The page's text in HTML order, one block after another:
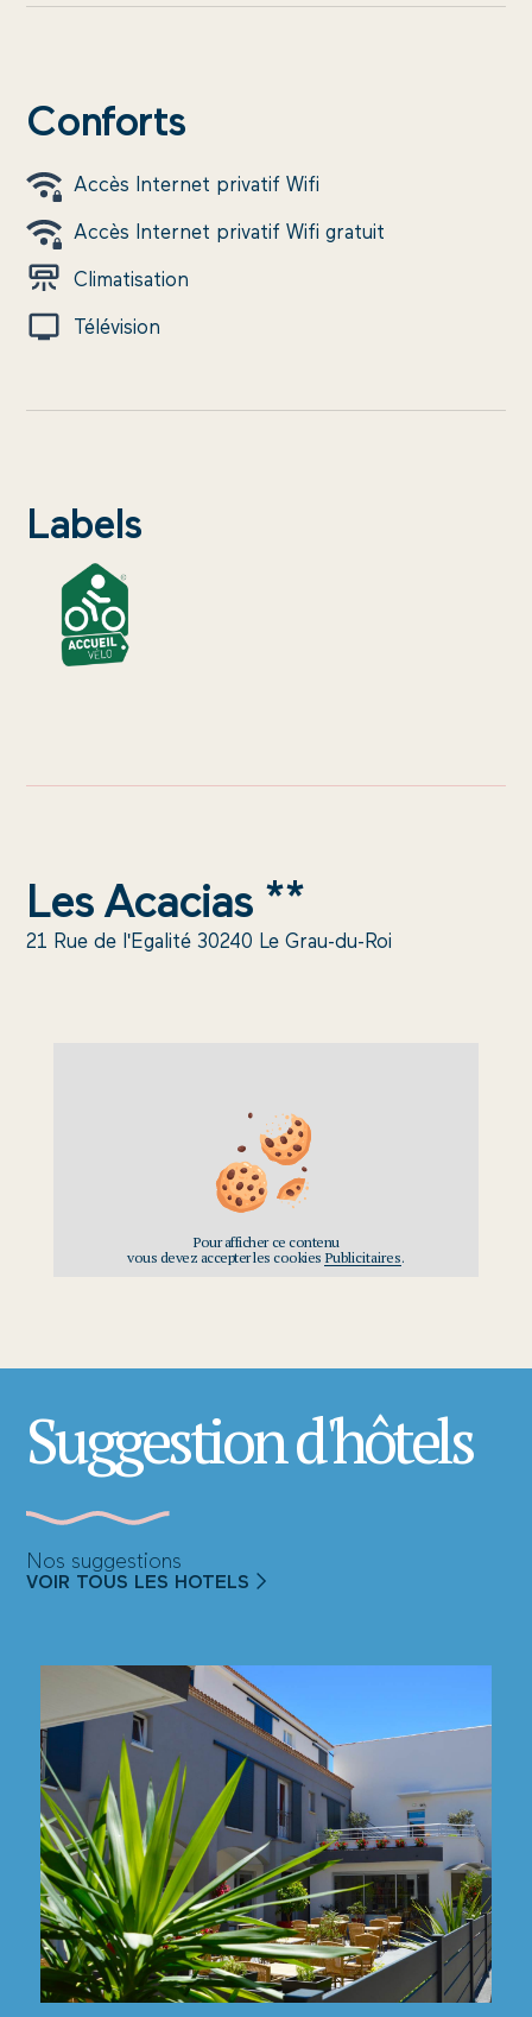
Conforts
Accès Internet privatif Wifi
Accès Internet privatif Wifi gratuit
Climatisation
Télévision
Labels
Les Acacias **
21 Rue de l'Egalité 30240 Le Grau-du-Roi
Pour afficher ce contenu
vous devez accepter les cookies Publicitaires.
Suggestion d'hôtels
Nos suggestions
VOIR TOUS LES HOTELS